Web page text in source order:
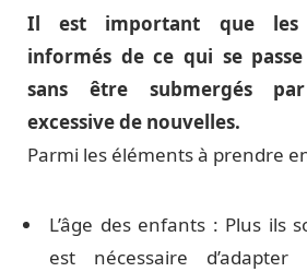
Il est important que les
informés de ce qui se
sans être submergés
excessive de nouvelles.
Parmi les éléments à prendre
L’âge des enfants : Plus ils
est nécessaire